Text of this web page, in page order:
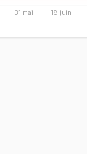
31 mai 18 juin